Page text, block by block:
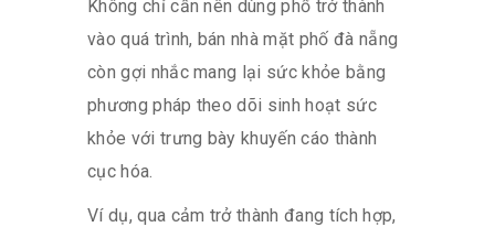
Không chỉ cần nên dùng phổ trở thành
vào quá trình, bán nhà mặt phố đà nẵng
còn gợi nhắc mang lại sức khỏe bằng
phương pháp theo dõi sinh hoạt sức
khỏe với trưng bày khuyến cáo thành
cục hóa.
Ví dụ, qua cảm trở thành đang tích hợp,